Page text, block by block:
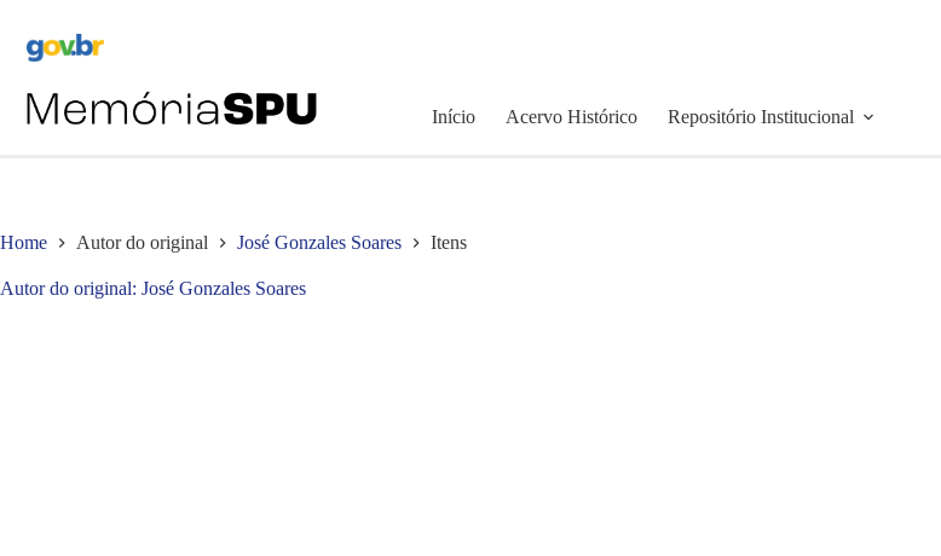
Início Acervo Histórico Repositório Institucional
Home Autor do original José Gonzales Soares Itens
Autor do original José Gonzales Soares